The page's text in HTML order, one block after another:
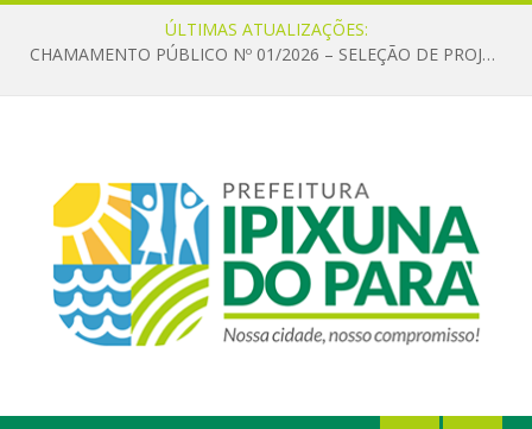
ÚLTIMAS ATUALIZAÇÕES:
CHAMAMENTO PÚBLICO Nº 01/2026 – SELEÇÃO DE PROJETOS PARA FIRMAR TERMO DE EXECUÇÃO CULTURAL COM RECURSOS DA POLÍTICA NACIONAL ALDIR BLANC DE FOMENTO À CULTURA – PNAB (LEI Nº 14.399/2022)